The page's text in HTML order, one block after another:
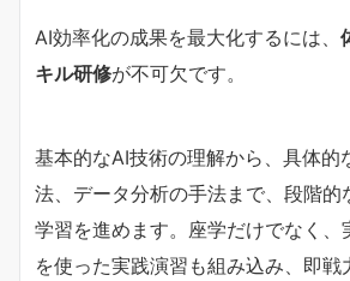
AI効率化の成果を最大化するには、
キル研修が不可欠です。
基本的なAI技術の理解から、具体的
法、データ分析の手法まで、段階的
学習を進めます。座学だけでなく、
を使った実践演習も組み込み、即戦